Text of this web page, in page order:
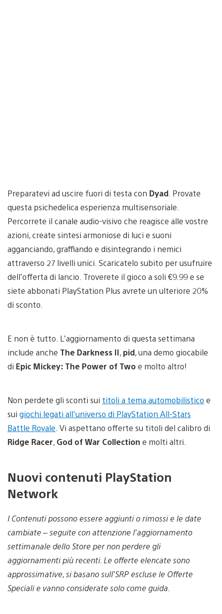
Preparatevi ad uscire fuori di testa con Dyad . Provate
questa psichedelica esperienza multisensoriale.
Percorrete il canale audio-visivo che reagisce alle vostre
azioni, create sintesi armoniose di luci e suoni
agganciando, graffiando e disintegrando i nemici
attraverso 27 livelli unici. Scaricatelo subito per usufruire
dell’offerta di lancio. Troverete il gioco a soli €9.99 e se
siete abbonati PlayStation Plus avrete un ulteriore 20%
di sconto.
E non è tutto. L’aggiornamento di questa settimana
include anche The Darkness II, pid, una demo giocabile
di Epic Mickey: The Power of Twoe molto altro!
Non perdete gli sconti sui titoli a tema automobilistico e
sui giochi legati all’universo di PlayStation All-Stars
Battle Royale . Vi aspettano offerte su titoli del calibro di
Ridge Racer, God of War Collection e molti altri.
Nuovi contenuti PlayStation
Network
I Contenuti possono essere aggiunti o rimossi e le date
cambiate – seguite con attenzione l’aggiornamento
settimanale dello Store per non perdere gli
aggiornamenti più recenti. Le offerte elencate sono
approssimative, si basano sull’SRP escluse le Offerte
Speciali e vanno considerate solo come guida.